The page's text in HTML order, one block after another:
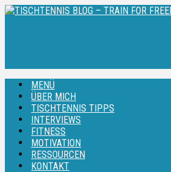
MENÜ
ÜBER MICH
TISCHTENNIS TIPPS
INTERVIEWS
FITNESS
MOTIVATION
RESSOURCEN
KONTAKT